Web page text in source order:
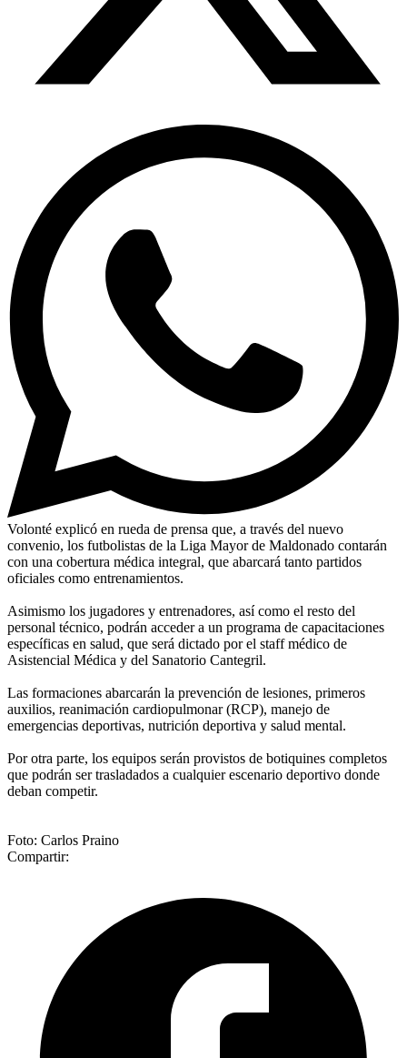
Volonté explicó en rueda de prensa que, a través del nuevo
convenio, los futbolistas de la Liga Mayor de Maldonado contarán
con una cobertura médica integral, que abarcará tanto partidos
oficiales como entrenamientos.
Asimismo los jugadores y entrenadores, así como el resto del
personal técnico, podrán acceder a un programa de capacitaciones
específicas en salud, que será dictado por el staff médico de
Asistencial Médica y del Sanatorio Cantegril.
Las formaciones abarcarán la prevención de lesiones, primeros
auxilios, reanimación cardiopulmonar (RCP), manejo de
emergencias deportivas, nutrición deportiva y salud mental.
Por otra parte, los equipos serán provistos de botiquines completos
que podrán ser trasladados a cualquier escenario deportivo donde
deban competir.
Foto: Carlos Praino
Compartir: